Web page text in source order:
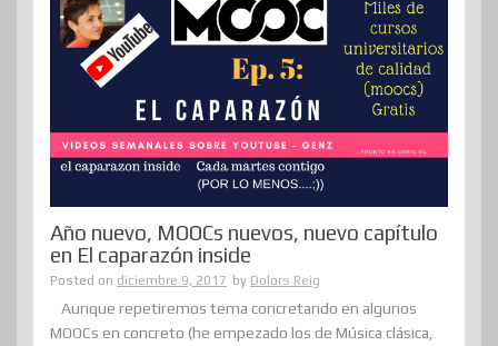
Año nuevo, MOOCs nuevos, nuevo capítulo
en El caparazón inside
Posted on diciembre 9, 2017 by Dolors Reig
Aunque repetiremos tema concretando en algunos
MOOCs en concreto (he empezado los de Música clásica,